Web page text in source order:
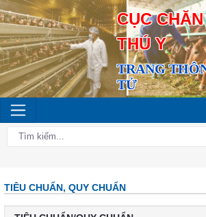
CỤC
THÚ Y
TRANG
TỬ
TIÊU CHUẨN, QUY CHUẨN